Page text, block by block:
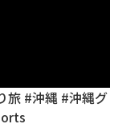
旅 #沖縄 #沖縄グ